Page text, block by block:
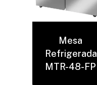
Mesa
Refrigerada
MTR-48-FP